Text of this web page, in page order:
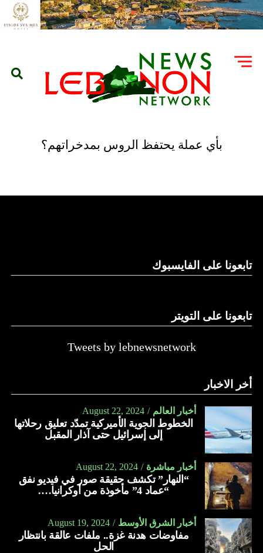
بأي عملة يحتفظ الروس بمدخراتهم؟
تابعونا على الفايسبوك
تابعونا على التويتر
Tweets by lebnewsnetwork
أخر الاخبار
أخبار العالم August 22, 2024
الخطوط الجوية الأميركية تمدّد تعليق رحلاتها
إلى إسرائيل حتى آذار المقبل
أخبار مباشرة August 22, 2024
“النهار” تكشف حقيقة صور في فيديو نفق
“عماد 4” مأخوذة من أوكرانيا….
أخبار الشرق الأوسط August 19, 2024
مفاوضات هدنة غزة.. ملفات عالقة بانتظار
الحل